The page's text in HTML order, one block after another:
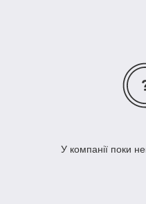
У компанії поки